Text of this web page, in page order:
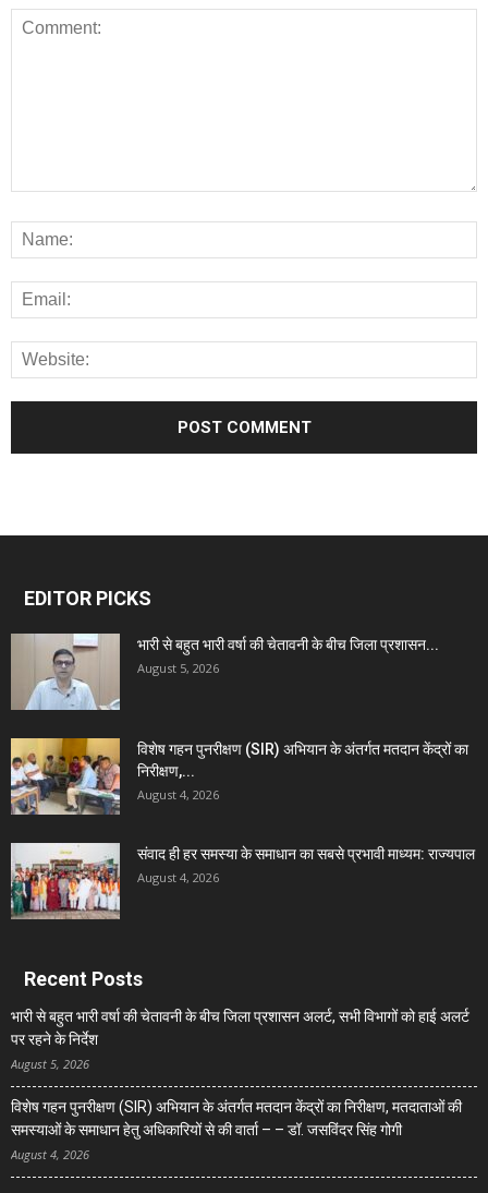
EDITOR PICKS
भारी से बहुत भारी वर्षा की चेतावनी के बीच जिला प्रशासन...
August 5, 2026
विशेष गहन पुनरीक्षण (SIR) अभियान के अंतर्गत मतदान केंद्रों का
निरीक्षण,...
August 4, 2026
संवाद ही हर समस्या के समाधान का सबसे प्रभावी माध्यम: राज्यपाल
August 4, 2026
Recent Posts
भारी से बहुत भारी वर्षा की चेतावनी के बीच जिला प्रशासन अलर्ट, सभी विभागों को हाई अलर्ट
पर रहने के निर्देश
August 5, 2026
विशेष गहन पुनरीक्षण (SIR) अभियान के अंतर्गत मतदान केंद्रों का निरीक्षण, मतदाताओं की
समस्याओं के समाधान हेतु अधिकारियों से की वार्ता – – डॉ. जसविंदर सिंह गोगी
August 4, 2026